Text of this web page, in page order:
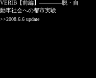
VERIB【前編】————脱・自
動車社会への都市実験
>>2008.6.6 update